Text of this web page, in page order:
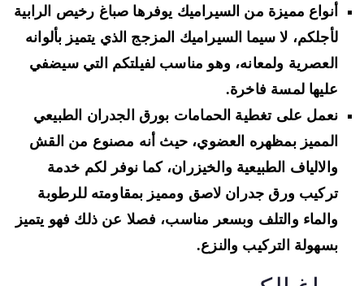
أنواع مميزة من السيراميك يوفرها صباغ رخيص الرابية
لأجلكم، لا سيما السيراميك المزجج الذي يتميز بألوانه
العصرية ولمعانه، وهو مناسب لفيلتكم التي سيضفي
عليها لمسة فاخرة.
نعمل على تغطية الحمامات بورق الجدران الطبيعي
المميز بمظهره العضوي، حيث أنه مصنوع من القش
والالياف الطبيعية والخيزران، كما نوفر لكم خدمة
تركيب ورق جدران لاصق ومميز بمقاومته للرطوبة
والماء والتلف وبسعر مناسب، فصلا عن ذلك فهو يتميز
بسهولة التركيب والنزع.